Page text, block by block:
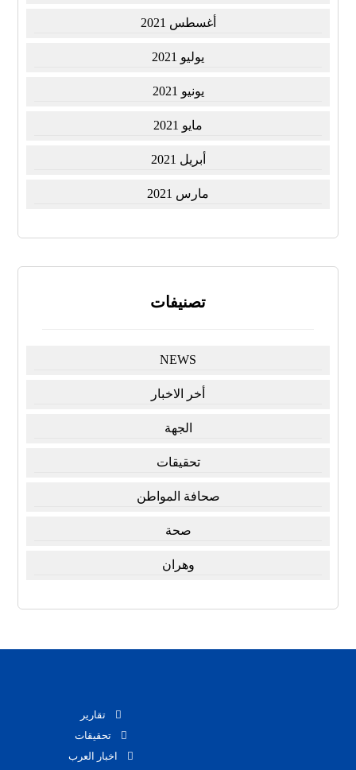
أغسطس 2021
يوليو 2021
يونيو 2021
مايو 2021
أبريل 2021
مارس 2021
تصنيفات
NEWS
أخر الاخبار
الجهة
تحقيقات
صحافة المواطن
صحة
وهران
تقارير
تحقيقات
اخبار العرب